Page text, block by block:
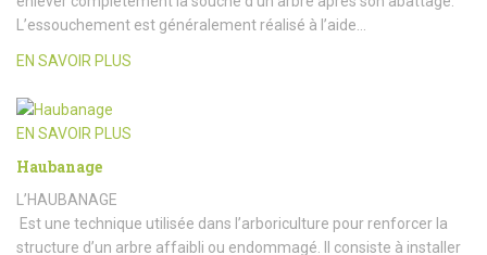
L’essouchement est généralement réalisé à l’aide…
EN SAVOIR PLUS
EN SAVOIR PLUS
Haubanage
L’HAUBANAGE
Est une technique utilisée dans l’arboriculture pour renforcer la
structure d’un arbre affaibli ou endommagé. Il consiste à installer